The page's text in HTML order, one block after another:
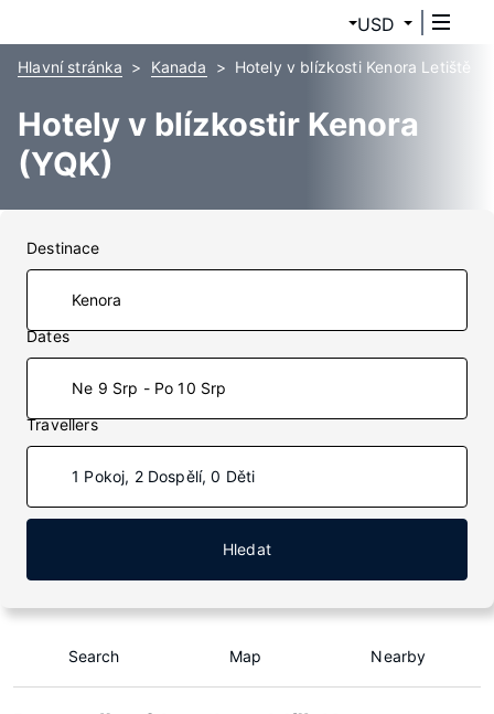
USD
Hlavní stránka Kanada Hotely v blízkosti Kenora Letiště
Hotely v blízkostir Kenora
(YQK)
Destinace
Dates
Ne 9 Srp - Po 10 Srp
Travellers
1 Pokoj, 2 Dospělí, 0 Děti
Hledat
Search Map Nearby